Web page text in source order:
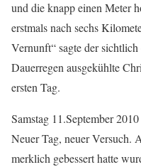
und die knapp einen Meter
erstmals nach sechs
Vernunft“ sagte der
Dauerregen ausgekühlte
ersten Tag.
Samstag 11.September 2010
Neuer Tag, neuer Versuch.
merklich gebessert hatte